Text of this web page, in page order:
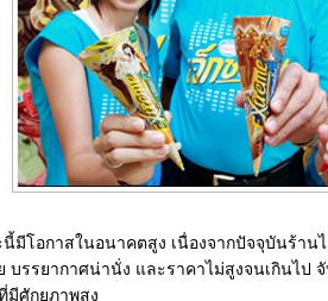
มีโอกาสในอนาคตสูง เนื่องจากปัจจุบันร้า
รรยากาศน่านั่ง และราคาไม่สูงจนเกินไป
มีศักยภาพสูง